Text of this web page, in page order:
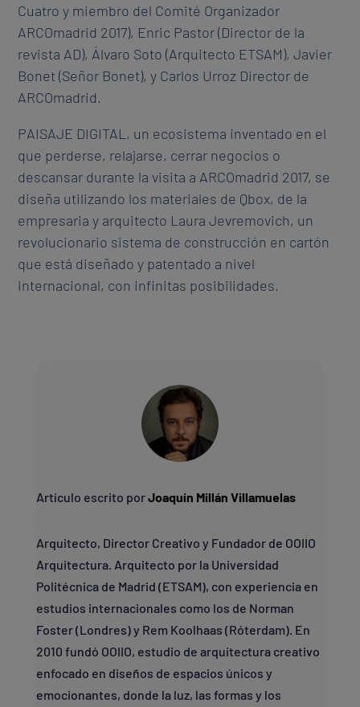
Cuatro y miembro del Comité Organizador
ARCOmadrid 2017), Enric Pastor (Director de la
revista AD), Álvaro Soto (Arquitecto ETSAM), Javier
Bonet (Señor Bonet), y Carlos Urroz Director de
ARCOmadrid.
PAISAJE DIGITAL, un ecosistema inventado en el
que perderse, relajarse, cerrar negocios o
descansar durante la visita a ARCOmadrid 2017, se
diseña utilizando los materiales de Qbox, de la
empresaria y arquitecto Laura Jevremovich, un
revolucionario sistema de construcción en cartón
que está diseñado y patentado a nivel
internacional, con infinitas posibilidades.
Artículo escrito porJoaquín Millán Villamuelas
Arquitecto, Director Creativo y Fundador de OOIIO
Arquitectura. Arquitecto por la Universidad
Politécnica de Madrid (ETSAM), con experiencia en
estudios internacionales como los de Norman
Foster (Londres) y Rem Koolhaas (Róterdam). En
2010 fundó OOIIO, estudio de arquitectura creativo
enfocado en diseños de espacios únicos y
emocionantes, donde la luz, las formas y los